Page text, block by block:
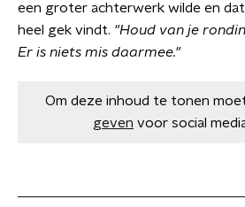
een groter achterwerk wilde en
heel gek vindt. "Houd van je
Er is niets mis daarmee."
Om deze inhoud te tonen
geven voor social